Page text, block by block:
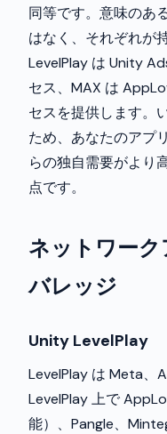
同等です。意味のあ
はなく、それぞれが
LevelPlay は Unity
セス、MAX は
セスを提供します。
ため、あなたのアプ
らの独自需要がより
点です。
ネットワー
バレッジ
Unity LevelPlay
LevelPlay は Meta、
LevelPlay 上で
能）、Pangle、